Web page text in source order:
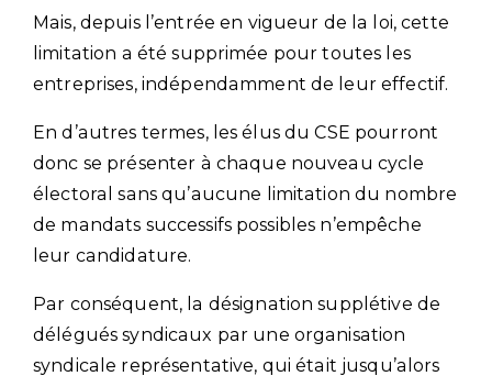
Mais, depuis l’entrée en vigueur de la loi, cette
limitation a été supprimée pour toutes les
entreprises, indépendamment de leur effectif.
En d’autres termes, les élus du CSE pourront
donc se présenter à chaque nouveau cycle
électoral sans qu’aucune limitation du nombre
de mandats successifs possibles n’empêche
leur candidature.
Par conséquent, la désignation supplétive de
délégués syndicaux par une organisation
syndicale représentative, qui était jusqu’alors